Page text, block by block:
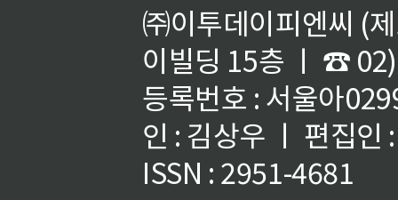
㈜이투데이피엔씨 (
이빌딩 15층 ㅣ ☎
등록번호 : 서울아
인 : 김상우 ㅣ 편집인
ISSN : 2951-4681